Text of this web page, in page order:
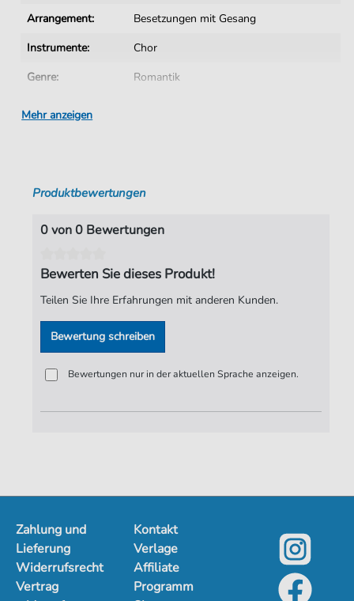
Arrangement:
Besetzungen mit Gesang
Instrumente:
Chor
Genre:
Romantik
Ära:
Tonart:
C-Dur
Autoren:
Weber
Verlag:
Jürgen Knuth
Mehr anzeigen
Produktbewertungen
0 von 0 Bewertungen
Bewerten Sie dieses Produkt!
Teilen Sie Ihre Erfahrungen mit anderen Kunden.
Bewertung schreiben
Bewertungen nur in der aktuellen Sprache anzeigen.
Zahlung und
Lieferung
Widerrufsrecht
Vertrag
Kontakt
Verlage
Affiliate
Programm